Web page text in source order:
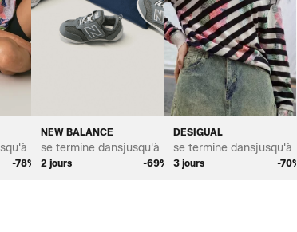
*
-78%
NEW BALANCE
se termine dans
2 jours
jusqu'à *
-69%
DESIGUAL
se termine dans
3 jours
jusqu'à *
-70%